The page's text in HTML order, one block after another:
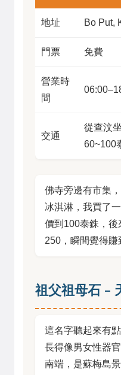
地址 Bo Put,
門票 免費
營業時
間
交通
從查汶
60~100
佛寺旁邊有市集
冰淇淋，我買了
價到100泰銖，
250，瞬間覺得賺
祖父祖母石 –
這名字聽起來有
長得像男女性器
南端，是蘇梅島